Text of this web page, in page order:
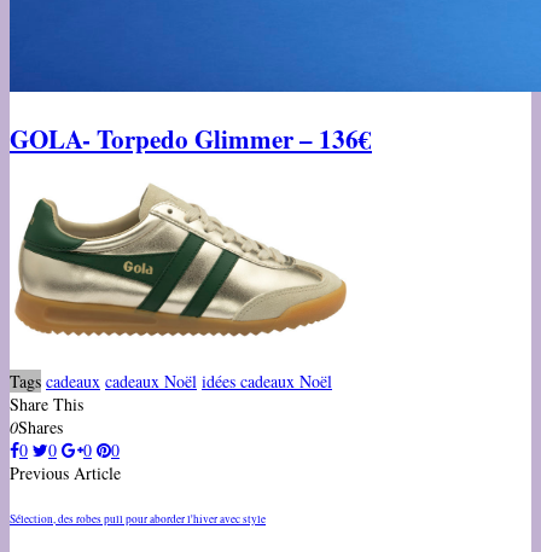
GOLA- Torpedo Glimmer – 136€
Tags cadeaux cadeaux Noël idées cadeaux Noël
Share This
0Shares
0
0 0
0
Previous Article
Sélection, des robes pull pour aborder l'hiver avec style